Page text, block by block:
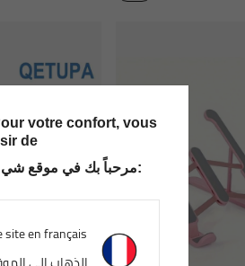
votre confort, vous
de :
مرحباً بك في موقع شي إن المغرب، لراحتك، يمكنك اختيار:
site en français